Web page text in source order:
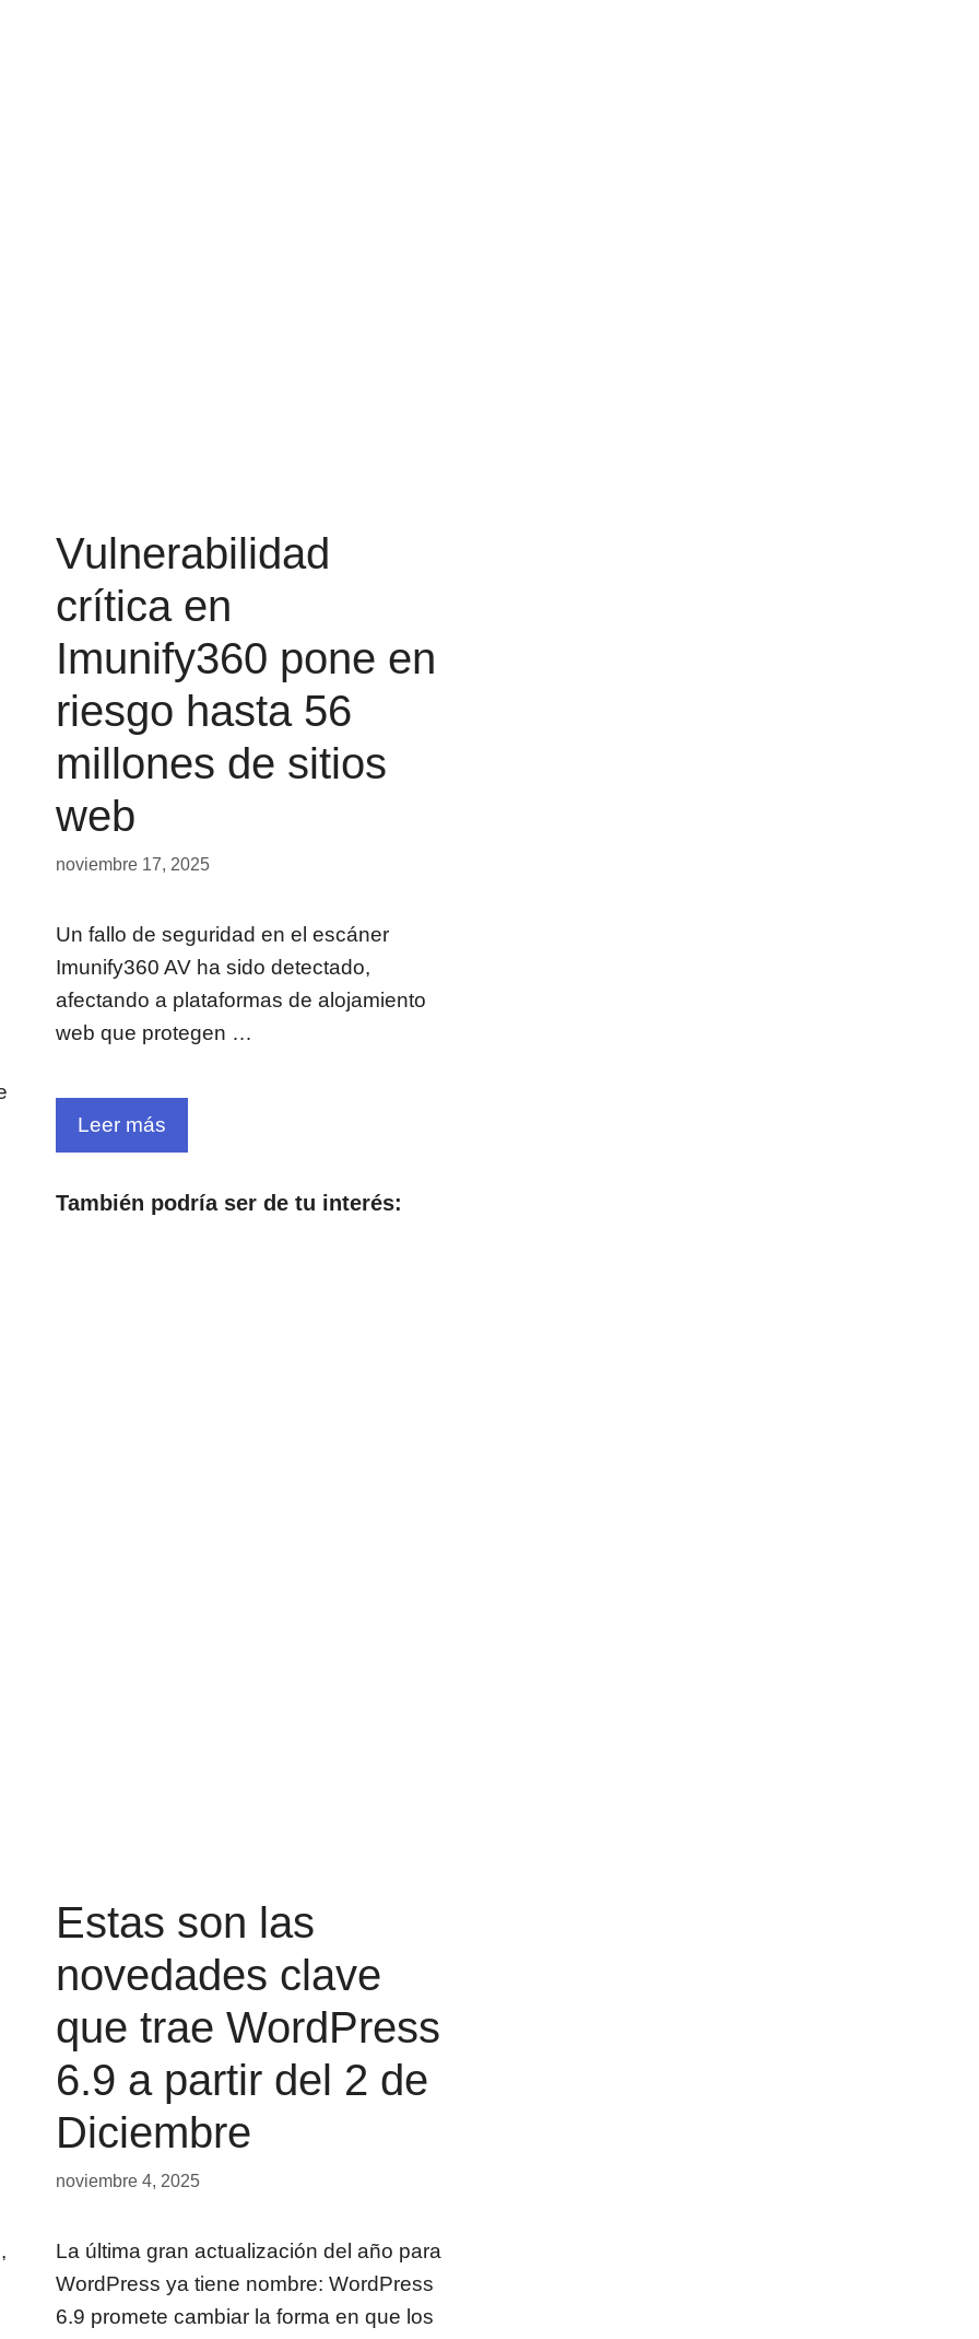
Vulnerabilidad
crítica en
Imunify360 pone en
riesgo hasta 56
millones de sitios
web
noviembre 17, 2025
Un fallo de seguridad en el escáner
Imunify360 AV ha sido detectado,
afectando a plataformas de alojamiento
web que protegen …
Leer más
También podría ser de tu interés:
Estas son las
novedades clave
que trae WordPress
6.9 a partir del 2 de
Diciembre
noviembre 4, 2025
La última gran actualización del año para
WordPress ya tiene nombre: WordPress
6.9 promete cambiar la forma en que los